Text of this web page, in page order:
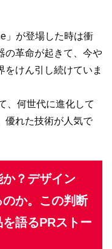
」が登場した時は衝
の革命が起きて、今や
をけん引し続けていま
、何世代に進化して
優れた技術が人気で
？デザイン
か。この判断
語るPRストー